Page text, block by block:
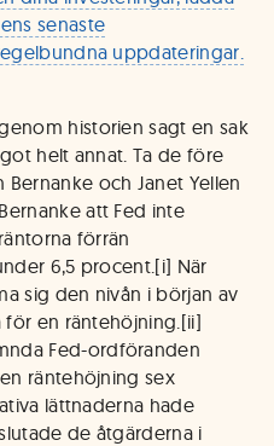
senaste
uppdateringar.
historien sagt en sak
helt annat. Ta de före
och Janet Yellen
att Fed inte
förrän
6,5 procent.[i] När
sig den nivån i början av
för en räntehöjning.[ii]
Fed-ordföranden
räntehöjning sex
lättnaderna hade
de åtgärderna i